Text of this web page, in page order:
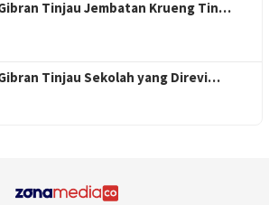
Tinjau Jembatan Krueng Tin…
Tinjau Sekolah yang Direvi…